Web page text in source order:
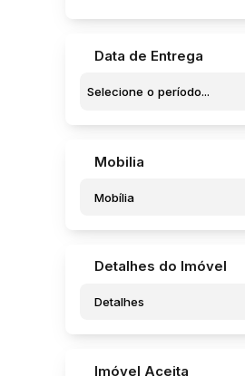
Vila Maria Cristina (1)
Vila Netinho Prado (1)
Vila Nova (3)
Vila Sampaio Bueno (1)
Bariri (1)
Potunduva (Jaú) (1)
Laguna Castelan (1)
Data de Entrega
Mobilia
Mobília
Detalhes do Imóvel
Detalhes
Imóvel Aceita